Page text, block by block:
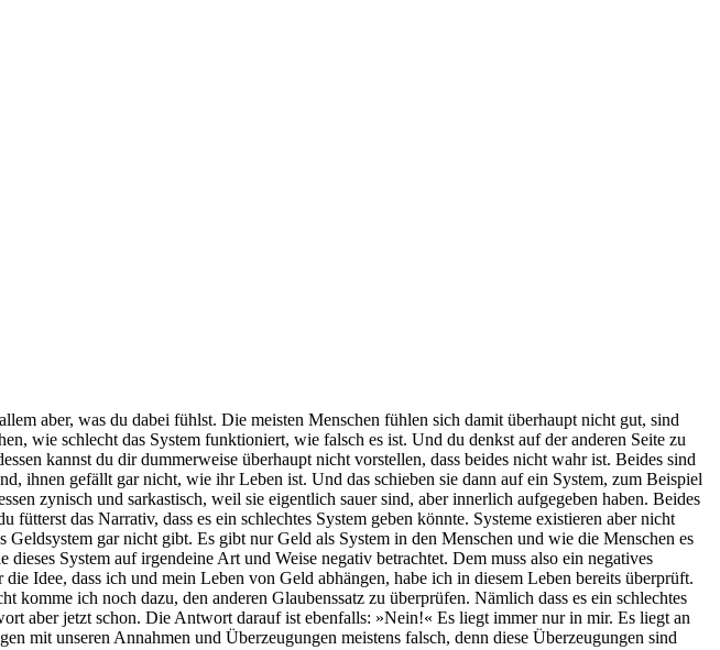
aber, was du dabei fühlst. Die meisten Menschen fühlen sich damit überhaupt nicht gut, sind
wie schlecht das System funktioniert, wie falsch es ist. Und du denkst auf der anderen Seite zu
kannst du dir dummerweise überhaupt nicht vorstellen, dass beides nicht wahr ist. Beides sind
ihnen gefällt gar nicht, wie ihr Leben ist. Und das schieben sie dann auf ein System, zum Beispiel
zynisch und sarkastisch, weil sie eigentlich sauer sind, aber innerlich aufgegeben haben. Beides
das Narrativ, dass es ein schlechtes System geben könnte. Systeme existieren aber nicht
gar nicht gibt. Es gibt nur Geld als System in den Menschen und wie die Menschen es
System auf irgendeine Art und Weise negativ betrachtet. Dem muss also ein negatives
Idee, dass ich und mein Leben von Geld abhängen, habe ich in diesem Leben bereits überprüft.
ich noch dazu, den anderen Glaubenssatz zu überprüfen. Nämlich dass es ein schlechtes
aber jetzt schon. Die Antwort darauf ist ebenfalls: »Nein!« Es liegt immer nur in mir. Es liegt an
mit unseren Annahmen und Überzeugungen meistens falsch, denn diese Überzeugungen sind